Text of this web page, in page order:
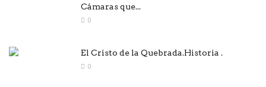
Cámaras que...
0
El Cristo de la Quebrada.Historia .
0